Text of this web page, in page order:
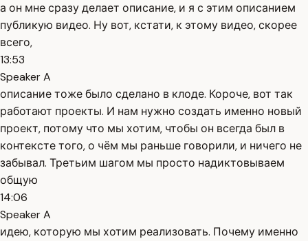
а он мне сразу делает описание, и я с этим описанием
публикую видео. Ну вот, кстати, к этому видео, скорее
всего,
13:53
Speaker A
описание тоже было сделано в клоде. Короче, вот так
работают проекты. И нам нужно создать именно новый
проект, потому что мы хотим, чтобы он всегда был в
контексте того, о чём мы раньше говорили, и ничего не
забывал. Третьим шагом мы просто надиктовываем
общую
14:06
Speaker A
идею, которую мы хотим реализовать. Почему именно